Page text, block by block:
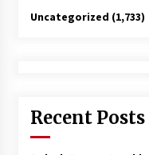
Uncategorized (1,733)
Recent Posts